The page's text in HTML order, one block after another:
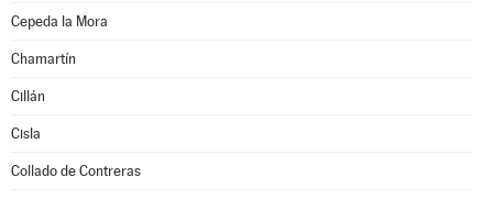
Cepeda la Mora
Chamartín
Cillán
Cisla
Collado de Contreras